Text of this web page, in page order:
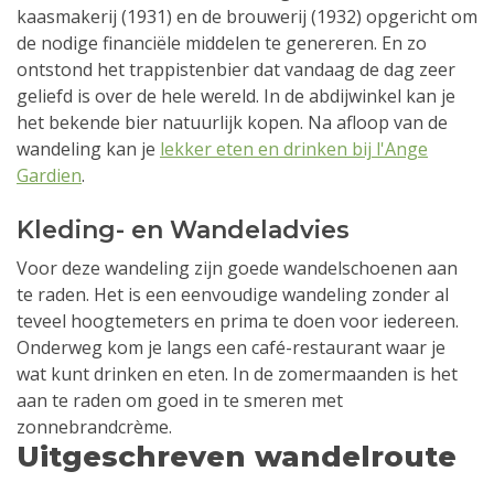
kaasmakerij (1931) en de brouwerij (1932) opgericht om
de nodige financiële middelen te genereren. En zo
ontstond het trappistenbier dat vandaag de dag zeer
geliefd is over de hele wereld. In de abdijwinkel kan je
het bekende bier natuurlijk kopen. Na afloop van de
wandeling kan je lekker eten en drinken bij l'Ange
Gardien.
Kleding- en Wandeladvies
Voor deze wandeling zijn goede wandelschoenen aan
te raden. Het is een eenvoudige wandeling zonder al
teveel hoogtemeters en prima te doen voor iedereen.
Onderweg kom je langs een café-restaurant waar je
wat kunt drinken en eten. In de zomermaanden is het
aan te raden om goed in te smeren met
zonnebrandcrème.
Uitgeschreven wandelroute